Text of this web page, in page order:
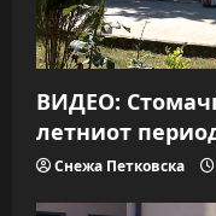
ВИДЕО:
летниот
Снежа Петковска